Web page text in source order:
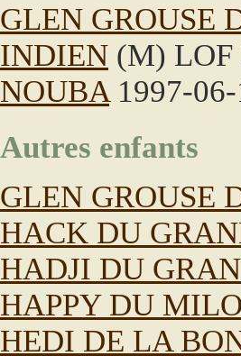
GLEN GROUSE
INDIEN (M) LOF
NOUBA1997-06-
Autres enfants
GLEN GROUSE
HACK DU
HADJI DU
HAPPY DU
HEDI DE LA